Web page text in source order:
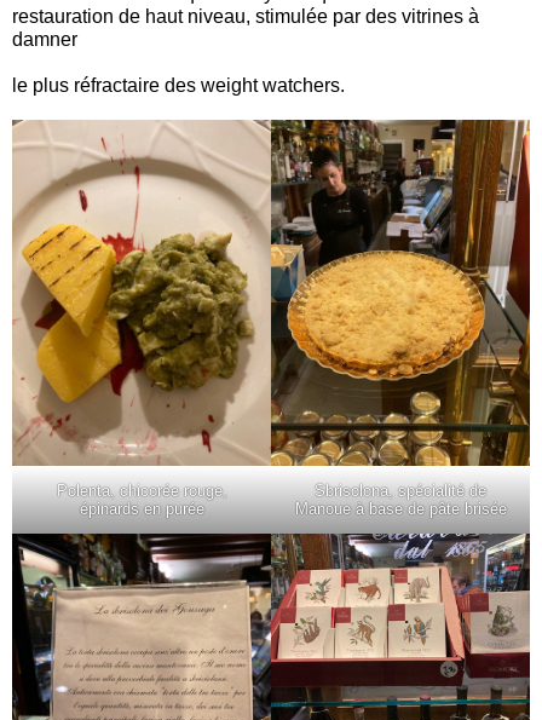
restauration de haut niveau, stimulée par des vitrines à
damner
le plus réfractaire des weight watchers.
Polenta, chicorée rouge,
épinards en purée
Sbrisolona, spécialité de
Manoue à base de pâte brisée